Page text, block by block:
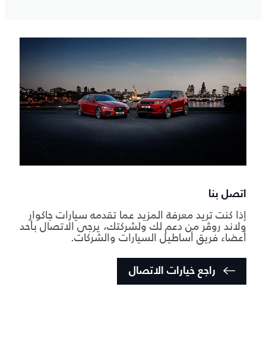
اتصل بنا
إذا كنت تريد معرفة المزيد عما تقدمه سيارات جاكوار
ولاند روڤر من دعم لك ولشركتك، يرجى الاتصال بأحد
أعضاء فريق أساطيل السيارات والشركات.
راجع خيارات الاتصال